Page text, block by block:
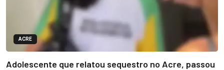
ACRE
Adolescente que relatou sequestro no Acre, passou